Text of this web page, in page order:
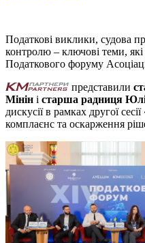
Податкові виклики, судова
контролю – ключові теми,
Податкового форуму
представили
Мінін і старша радниця
дискусії в рамках другої
комплаєнс та оскарження